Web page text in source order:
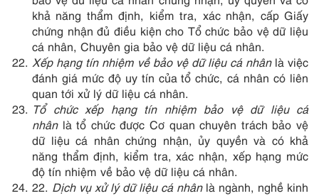
khả năng thẩm định, kiểm tra, xác nhận, cấp Giấy
chứng nhận đủ điều kiện cho Tổ chức bảo vệ dữ liệu
cá nhân, Chuyên gia bảo vệ dữ liệu cá nhân.
Xếp hạng tín nhiệm về bảo vệ dữ liệu cá nhânlà việc
đánh giá mức độ uy tín của tổ chức, cá nhân có liên
quan tới xử lý dữ liệu cá nhân.
Tổ chức xếp hạng tín nhiệm bảo vệ dữ liệu cá
nhânlà tổ chức được Cơ quan chuyên trách bảo vệ
dữ liệu cá nhân chứng nhận, ủy quyền và có khả
năng thẩm định, kiểm tra, xác nhận, xếp hạng mức
độ tín nhiệm về bảo vệ dữ liệu cá nhân.
22. Dịch vụ xử lý dữ liệu cá nhânlà ngành, nghề kinh